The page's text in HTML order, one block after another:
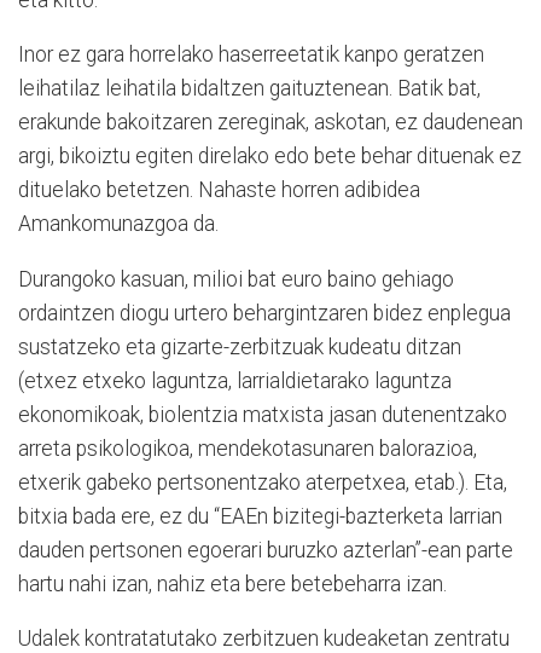
Inor ez gara horrelako haserreetatik kanpo geratzen
leihatilaz leihatila bidaltzen gaituztenean. Batik bat,
erakunde bakoitzaren zereginak, askotan, ez daudenean
argi, bikoiztu egiten direlako edo bete behar dituenak ez
dituelako betetzen. Nahaste horren adibidea
Amankomunazgoa da.
Durangoko kasuan, milioi bat euro baino gehiago
ordaintzen diogu urtero behargintzaren bidez enplegua
sustatzeko eta gizarte-zerbitzuak kudeatu ditzan
(etxez etxeko laguntza, larrialdietarako laguntza
ekonomikoak, biolentzia matxista jasan dutenentzako
arreta psikologikoa, mendekotasunaren balorazioa,
etxerik gabeko pertsonentzako aterpetxea, etab.). Eta,
bitxia bada ere, ez du “EAEn bizitegi-bazterketa larrian
dauden pertsonen egoerari buruzko azterlan”-ean parte
hartu nahi izan, nahiz eta bere betebeharra izan.
Udalek kontratatutako zerbitzuen kudeaketan zentratu